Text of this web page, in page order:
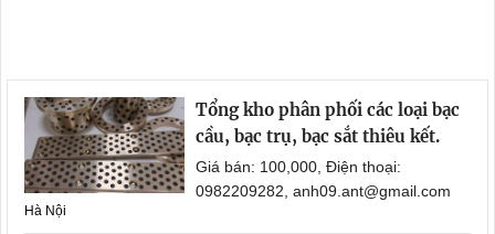
Tổng kho phân phối các loại bạc
cầu, bạc trụ, bạc sắt thiêu kết.
Giá bán: 100,000, Điện thoại:
0982209282, anh09.ant@gmail.com
Hà Nội